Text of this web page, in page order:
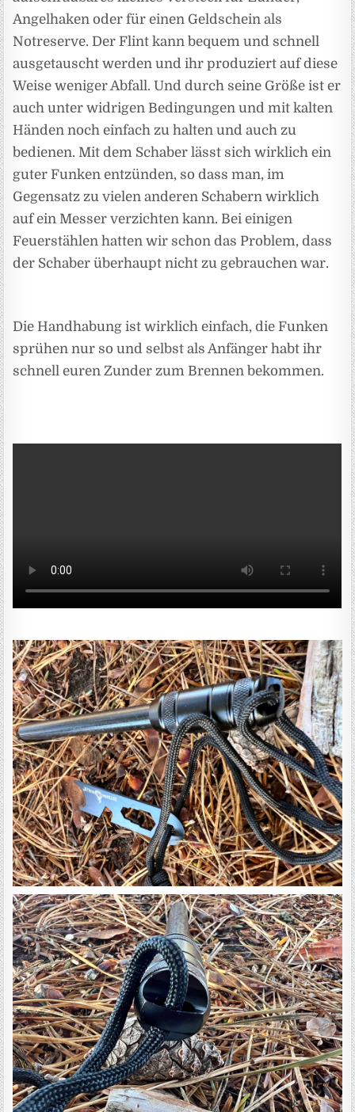
Angelhaken oder für einen Geldschein als
Notreserve. Der Flint kann bequem und schnell
ausgetauscht werden und ihr produziert auf diese
Weise weniger Abfall. Und durch seine Größe ist er
auch unter widrigen Bedingungen und mit kalten
Händen noch einfach zu halten und auch zu
bedienen. Mit dem Schaber lässt sich wirklich ein
guter Funken entzünden, so dass man, im
Gegensatz zu vielen anderen Schabern wirklich
auf ein Messer verzichten kann. Bei einigen
Feuerstählen hatten wir schon das Problem, dass
der Schaber überhaupt nicht zu gebrauchen war.
Die Handhabung ist wirklich einfach, die Funken
sprühen nur so und selbst als Anfänger habt ihr
schnell euren Zunder zum Brennen bekommen.